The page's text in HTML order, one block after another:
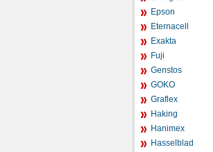
Epson
Eternacell
Exakta
Fuji
Genstos
GOKO
Graflex
Haking
Hanimex
Hasselblad